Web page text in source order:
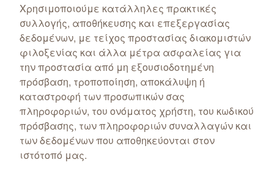
Χρησιμοποιούμε κατάλληλες πρακτικές
συλλογής, αποθήκευσης και επεξεργασίας
δεδομένων, με τείχος προστασίας διακομιστών
φιλοξενίας και άλλα μέτρα ασφαλείας για
την προστασία από μη εξουσιοδοτημένη
πρόσβαση, τροποποίηση, αποκάλυψη ή
καταστροφή των προσωπικών σας
πληροφοριών, του ονόματος χρήστη, του κωδικού
πρόσβασης, των πληροφοριών συναλλαγών και
των δεδομένων που αποθηκεύονται στον
ιστότοπό μας.